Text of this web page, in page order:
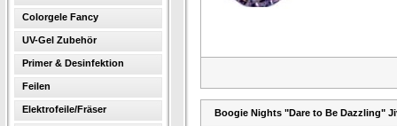
Colorgele Fancy
UV-Gel Zubehör
Primer & Desinfektion
Feilen
Elektrofeile/Fräser Boogie Nights "Dare to Be Dazzling"